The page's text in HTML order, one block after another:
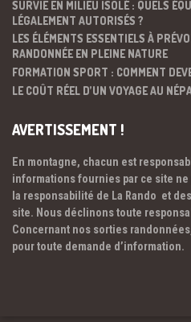
SURVIE EN MILIEU ISOLÉ : QUELS
LÉGALEMENT AUTORISÉS ?
LES ÉLÉMENTS ESSENTIELS À
RANDONNÉE EN PLEINE NATURE
FORMATION SPORT : COMMENT
LE COÛT RÉEL D’UN VOYAGE AU
AVERTISSEMENT !
En montagne, chacun est
informations fournies par ce site
la responsabilité de La Rando et
site. Nous déclinons toute
Concernant nos sorties
pour toute demande d’information.